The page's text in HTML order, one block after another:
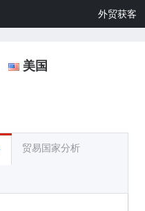
外贸获客
美国
贸易国家分析